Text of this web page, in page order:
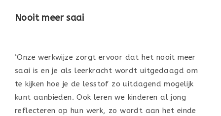
Nooit meer saai
‘Onze werkwijze zorgt ervoor dat het nooit meer
saai is en je als leerkracht wordt uitgedaagd om
te kijken hoe je de lesstof zo uitdagend mogelijk
kunt aanbieden. Ook leren we kinderen al jong
reflecteren op hun werk, zo wordt aan het einde